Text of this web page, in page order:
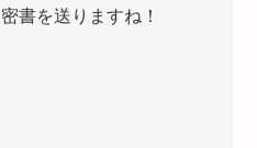
書を送りますね！